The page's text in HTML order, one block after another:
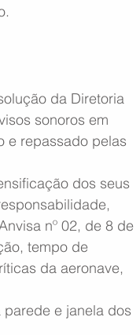
da Diretoria
sonoros em
e repassado pelas
dos seus
nº 02, de 8 de
tempo de
da aeronave,
e janela dos